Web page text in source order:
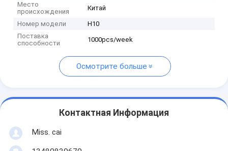
Место
происхождения
Китай
Номер модели
Н10
Поставка
способности
1000pcs/week
Осмотрите больше
Контактная Информация
Miss. cai